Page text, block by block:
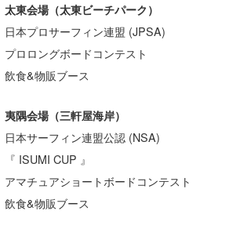
太東会場（太東ビーチパーク）
日本プロサーフィン連盟 (JPSA)
プロロングボードコンテスト
飲食&物販ブース
夷隅会場（三軒屋海岸）
日本サーフィン連盟公認 (NSA)
『 ISUMI CUP 』
アマチュアショートボードコンテスト
飲食&物販ブース